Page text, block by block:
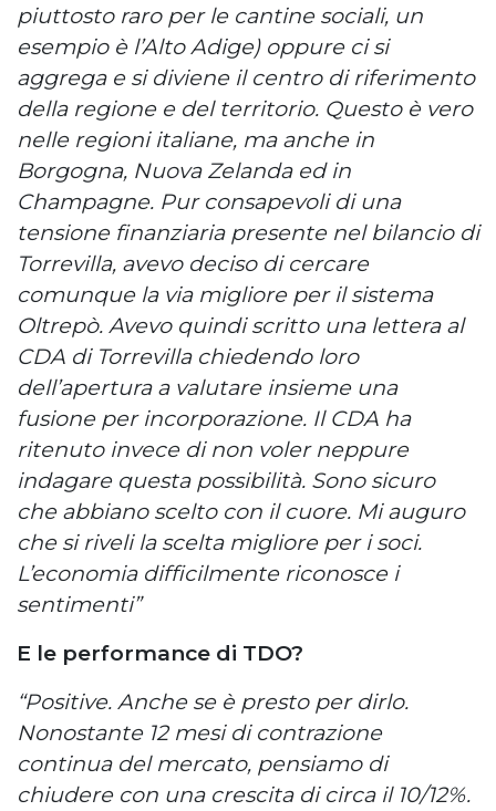
piuttosto raro per le cantine sociali, un
esempio è l’Alto Adige) oppure ci si
aggrega e si diviene il centro di riferimento
della regione e del territorio. Questo è vero
nelle regioni italiane, ma anche in
Borgogna, Nuova Zelanda ed in
Champagne. Pur consapevoli di una
tensione finanziaria presente nel bilancio di
Torrevilla, avevo deciso di cercare
comunque la via migliore per il sistema
Oltrepò. Avevo quindi scritto una lettera al
CDA di Torrevilla chiedendo loro
dell’apertura a valutare insieme una
fusione per incorporazione. Il CDA ha
ritenuto invece di non voler neppure
indagare questa possibilità. Sono sicuro
che abbiano scelto con il cuore. Mi auguro
che si riveli la scelta migliore per i soci.
L’economia difficilmente riconosce i
sentimenti”
E le performance di TDO?
“Positive. Anche se è presto per dirlo.
Nonostante 12 mesi di contrazione
continua del mercato, pensiamo di
chiudere con una crescita di circa il 10/12%.